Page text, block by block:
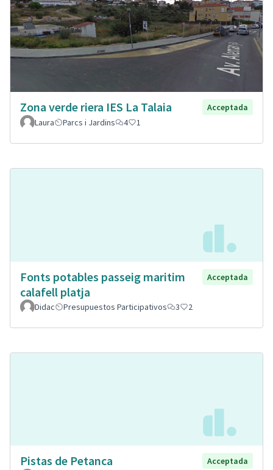
Zona verde riera IES La Talaia
Acceptada
Laura
Parcs i Jardins 4 1
Fonts potables passeig maritim
calafell platja
Acceptada
Didac Presupuestos Participativos 3 2
Pistas de Petanca
Acceptada